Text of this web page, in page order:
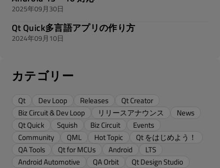
2025年09月30日
Qt Quick多言語アプリの作り方
2024年09月10日
カテゴリー
Qt Dev Loop Releases
Qt Creator
Biz Circuit & Dev Loop
リリースアナウンス
News
Qt Quick
Squish Biz Circuit
Events
Community
QML Hot Topic
Qt をはじめよう！
QA Tools
Qt for MCUs Android
LTS
Android Automotive
QA Orbit
Qt Design Studio